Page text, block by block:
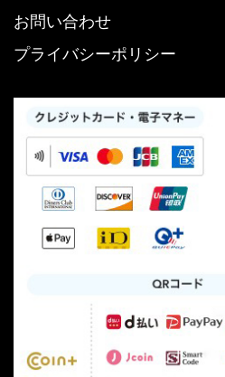
お問い合わせ
プライバシーポリシー